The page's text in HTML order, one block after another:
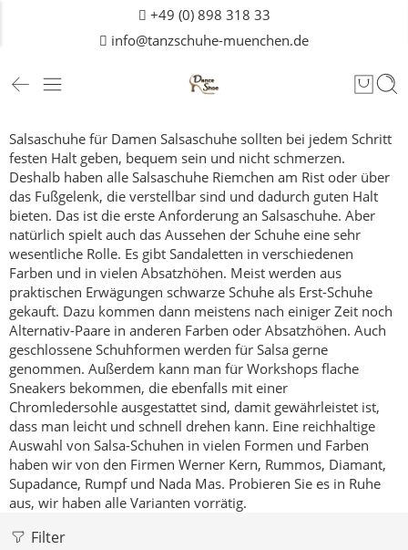
+49 (0) 898 318 33
info@tanzschuhe-muenchen.de
Salsaschuhe für Damen Salsaschuhe sollten bei jedem Schritt
festen Halt geben, bequem sein und nicht schmerzen.
Deshalb haben alle Salsaschuhe Riemchen am Rist oder über
das Fußgelenk, die verstellbar sind und dadurch guten Halt
bieten. Das ist die erste Anforderung an Salsaschuhe. Aber
natürlich spielt auch das Aussehen der Schuhe eine sehr
wesentliche Rolle. Es gibt Sandaletten in verschiedenen
Farben und in vielen Absatzhöhen. Meist werden aus
praktischen Erwägungen schwarze Schuhe als Erst-Schuhe
gekauft. Dazu kommen dann meistens nach einiger Zeit noch
Alternativ-Paare in anderen Farben oder Absatzhöhen. Auch
geschlossene Schuhformen werden für Salsa gerne
genommen. Außerdem kann man für Workshops flache
Sneakers bekommen, die ebenfalls mit einer
Chromledersohle ausgestattet sind, damit gewährleistet ist,
dass man leicht und schnell drehen kann. Eine reichhaltige
Auswahl von Salsa-Schuhen in vielen Formen und Farben
haben wir von den Firmen Werner Kern, Rummos, Diamant,
Supadance, Rumpf und Nada Mas. Probieren Sie es in Ruhe
aus, wir haben alle Varianten vorrätig.
Filter